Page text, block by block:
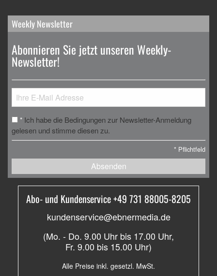
Weekly Newsletter
Abonnieren Sie jetzt unseren Weekly-
Newsletter!
* Ich habe die Bedingungen zur Newsletter-Anmeldung
gelesen und stimme diesen zu.
* Pflichtfeld
Absenden
Abo- und Kundenservice +49 731 88005-8205
kundenservice@ebnermedia.de
(Mo. - Do. 9.00 Uhr bis 17.00 Uhr,
Fr. 9.00 bis 15.00 Uhr)
Alle Preise inkl. gesetzl. MwSt.